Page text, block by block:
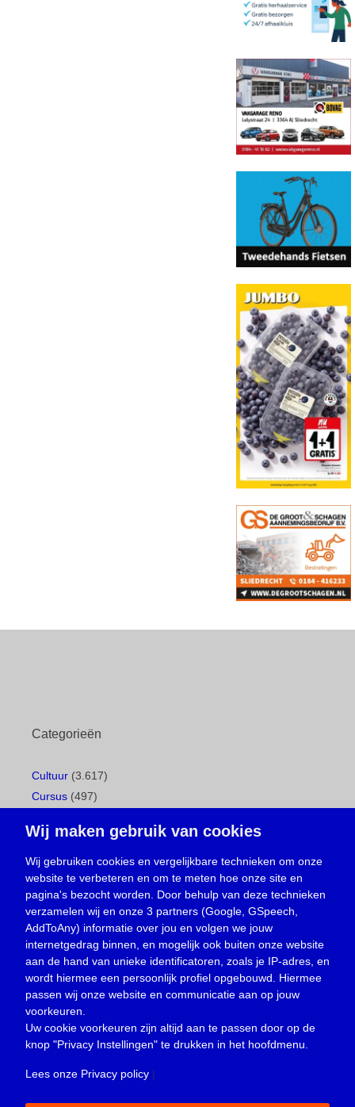
Categorieën
Cultuur (3.617)
Cursus (497)
Gemeentepagina(104)
Ingezonden brief(539)
Media(156)
Nieuws (23.330)
Oproep(734)
Overlijden(39)
Podcast(18)
prijsvraag (5)
Religie (1.438)
Service(226)
Wij maken gebruik van cookies
Wij gebruiken cookies en vergelijkbare technieken om onze
website te verbeteren en om te meten hoe onze site en
pagina's bezocht worden. Door behulp van deze technieken
verzamelen wij en onze 3 partners (Google, GSpeech,
AddToAny) informatie over jou en volgen we jouw
internetgedrag binnen, en mogelijk ook buiten onze website
aan de hand van unieke identificatoren, zoals je IP-adres, en
wordt hiermee een persoonlijk profiel opgebouwd. Hiermee
passen wij onze website en communicatie aan op jouw
voorkeuren.
Uw cookie voorkeuren zijn altijd aan te passen door op de
knop "Privacy Instellingen" te drukken in het hoofdmenu.
Lees onze Privacy policy |